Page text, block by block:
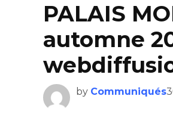
PALAIS
automne
by Communiqués